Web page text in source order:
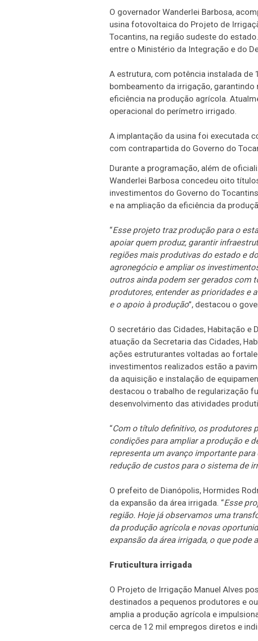
O governador Wanderlei Barbosa,
usina fotovoltaica do Projeto de
Tocantins, na região sudeste do
entre o Ministério da Integração e do
A estrutura, com potência instalada
bombeamento da irrigação,
eficiência na produção agrícola.
operacional do perímetro irrigado.
A implantação da usina foi executada
com contrapartida do Governo do
Durante a programação, além de
Wanderlei Barbosa concedeu oito
investimentos do Governo do
e na ampliação da eficiência da
“Esse projeto traz produção para o
apoiar quem produz, garantir
regiões mais produtivas do estado e
agronegócio e ampliar os
outros ainda podem ser gerados com
produtores, entender as prioridades e
e o apoio à produção”, destacou o
O secretário das Cidades, Habitação e
atuação da Secretaria das Cidades,
ações estruturantes voltadas ao
investimentos realizados estão a
da aquisição e instalação de
destacou o trabalho de regularização
desenvolvimento das atividades
“Com o título definitivo, os produtores
condições para ampliar a produção e
representa um avanço importante
redução de custos para o sistema de
O prefeito de Dianópolis, Hormides
da expansão da área irrigada. “Esse
região. Hoje já observamos uma
da produção agrícola e novas
expansão da área irrigada, o que
Fruticultura irrigada
O Projeto de Irrigação Manuel Alves
destinados a pequenos produtores e
amplia a produção agrícola e
cerca de 12 mil empregos diretos e